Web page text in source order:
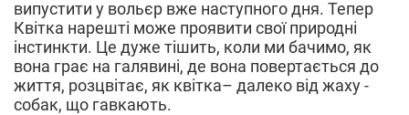
випустити у вольєр вже наступного дня. Тепер
Квітка нарешті може проявити свої природні
інстинкти. Це дуже тішить, коли ми бачимо, як
вона грає на галявині, де вона повертається до
життя, розцвітає, як квітка– далеко від жаху -
собак, що гавкають.